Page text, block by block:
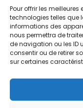
Pour offrir les meilleures
technologies telles que
informations des
nous permettra de
de navigation ou les ID
consentir ou de retirer
sur certaines
Vivez
BILAN